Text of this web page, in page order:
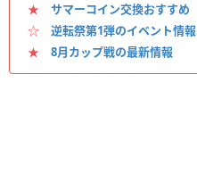
★ サマーコイン交換おすすめ
☆ 逆転祭第1弾のイベント情報
★ 8月カップ戦の最新情報